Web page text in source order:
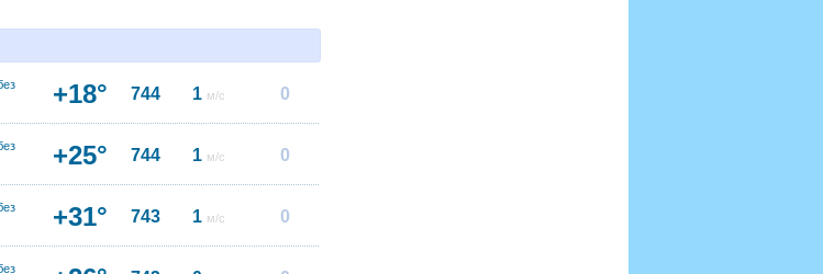
+18° 744 1 м/с 0
+25° 744 1 м/с 0
+31° 743 1 м/с 0